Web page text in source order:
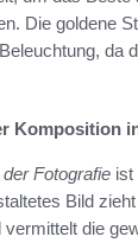
Die goldene
da
Komposition
Fotografie ist
Bild
vermittelt die